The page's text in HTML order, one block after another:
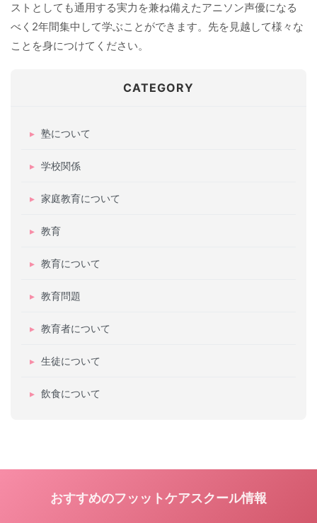
ストとしても通用する実力を兼ね備えたアニソン声優になる
べく2年間集中して学ぶことができます。先を見越して様々な
ことを身につけてください。
CATEGORY
塾について
学校関係
家庭教育について
教育
教育について
教育問題
教育者について
生徒について
飲食について
おすすめのフッットケアスクール情報